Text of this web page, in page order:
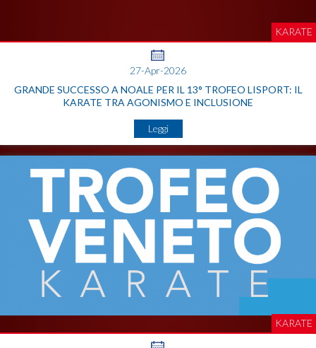
27-Apr-2026
KARATE
GRANDE SUCCESSO A NOALE PER IL 13° TROFEO LISPORT: IL
KARATE TRA AGONISMO E INCLUSIONE
Leggi
KARATE